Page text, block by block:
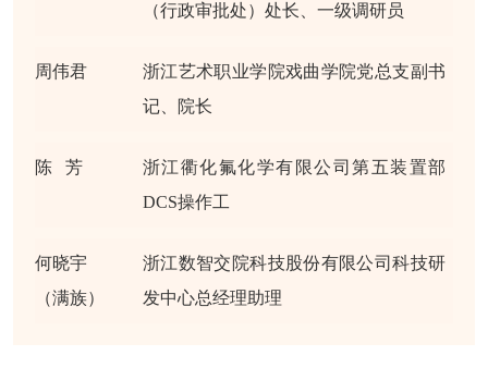
（行政审批处）处长、一级调研员
周伟君
浙江艺术职业学院戏曲学院党总支副书
记、院长
陈 芳
浙江衢化氟化学有限公司第五装置部
DCS操作工
何晓宇
（满族）
浙江数智交院科技股份有限公司科技研
发中心总经理助理